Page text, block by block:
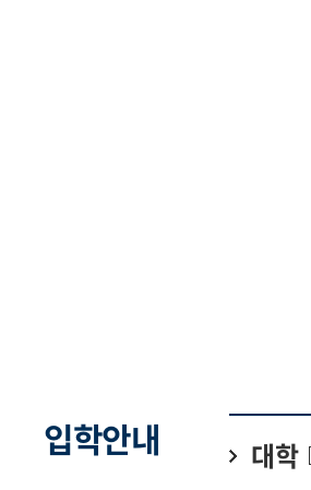
입학안내 대학